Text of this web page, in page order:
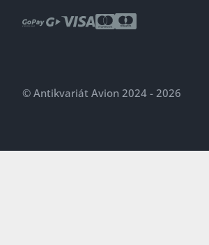
© Antikvariát Avion 2024 - 2026